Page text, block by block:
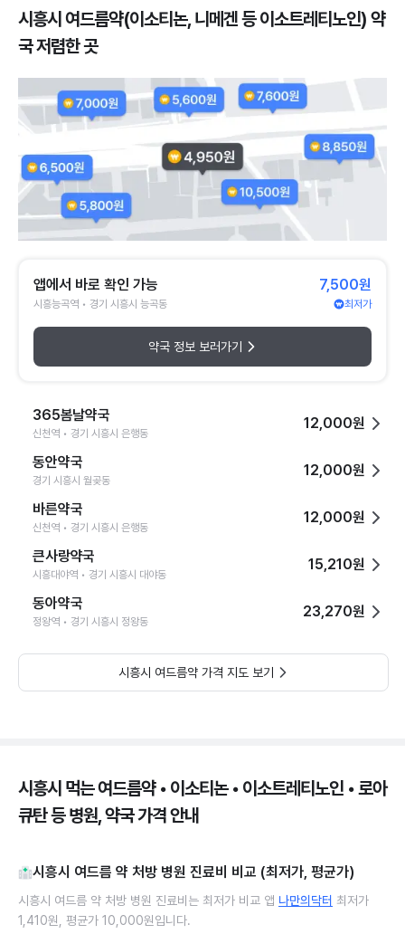
시흥시 여드름약(이소티논, 니메겐 등 이소트레티노인) 약
국 저렴한 곳
앱에서 바로 확인 가능
시흥능곡역 • 경기 시흥시 능곡동
7,500원
최저가
약국 정보 보러가기
365봄날약국
신천역 • 경기 시흥시 은행동
12,000원
동안약국
경기 시흥시 월곶동
12,000원
바른약국
신천역 • 경기 시흥시 은행동
12,000원
큰사랑약국
시흥대야역 • 경기 시흥시 대야동
15,210원
동아약국
정왕역 • 경기 시흥시 정왕동
23,270원
시흥시 여드름약 가격 지도 보기
시흥시 먹는 여드름약 • 이소티논 • 이소트레티노인 • 로아
큐탄 등 병원, 약국 가격 안내
시흥시 여드름 약 처방 병원 진료비 비교 (최저가, 평균가)
시흥시 여드름 약 처방 병원 진료비는 최저가 비교 앱 나만의닥터 최저가
1,410원, 평균가 10,000원입니다.